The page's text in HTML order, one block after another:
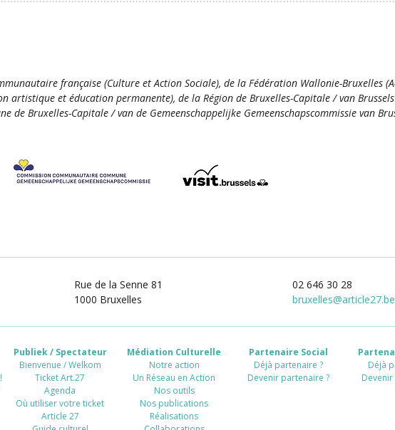
française (Culture et Action Sociale), de la Fédération Wallonie-Bruxelles
artistique et éducation permanente), de la Région de Bruxelles-Capitale / van
de Bruxelles-Capitale / van de Gemeenschappelijke Gemeenschapscommissie van
Rue de la Senne 81
1000 Bruxelles
02 646 30 28
bruxelles@article27.be
Publiek / Spectateur
Bienvenue / Welkom
Ticket Art.27
Agenda
Où utiliser votre ticket
Article 27
Médiation Culturelle
Notre action
Un Réseau en Action
Nos outils
Nos publications
Réalisations
Partenaire Social
Déjà partenaire ?
Devenir partenaire ?
Déjà